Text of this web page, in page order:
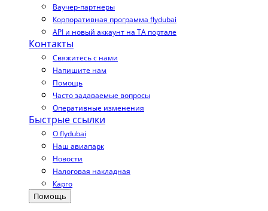
Ваучер-партнеры
Корпоративная программа flydubai
API и новый аккаунт на TA портале
Контакты
Свяжитесь с нами
Напишите нам
Помощь
Часто задаваемые вопросы
Оперативные изменения
Быстрые ссылки
О flydubai
Наш авиапарк
Новости
Налоговая накладная
Карго
Помощь